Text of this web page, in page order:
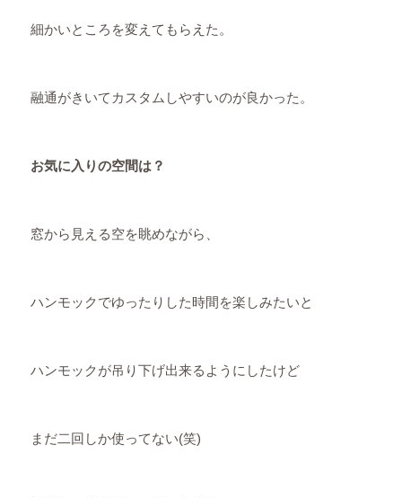
細かいところを変えてもらえた。
融通がきいてカスタムしやすいのが良かった。
お気に入りの空間は？
窓から見える空を眺めながら、
ハンモックでゆったりした時間を楽しみたいと
ハンモックが吊り下げ出来るようにしたけど
まだ二回しか使ってない(笑)